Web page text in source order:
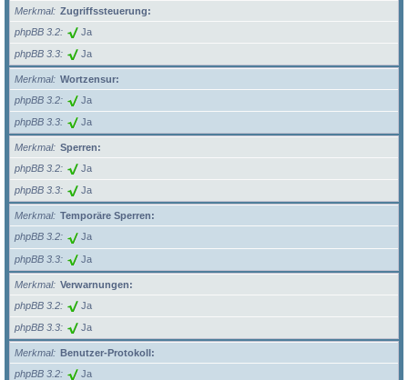
Merkmal
Zugriffssteuerung:
phpBB 3.2
Ja
phpBB 3.3 Ja
Merkmal
Wortzensur:
phpBB 3.2
Ja
phpBB 3.3 Ja
Merkmal
Sperren:
phpBB 3.2
Ja
phpBB 3.3 Ja
Merkmal
Temporäre Sperren:
phpBB 3.2
Ja
phpBB 3.3 Ja
Merkmal
Verwarnungen:
phpBB 3.2
Ja
phpBB 3.3 Ja
Merkmal
Benutzer-Protokoll:
phpBB 3.2
Ja